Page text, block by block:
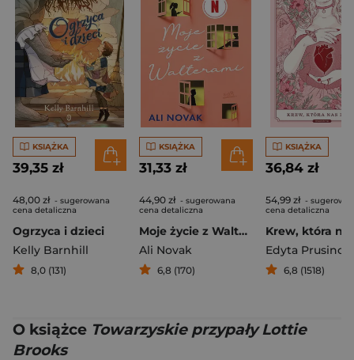
KSIĄŻKA
39,35 zł
48,00 zł - sugerowana
cena detaliczna
Ogrzyca i dzieci
Kelly Barnhill
8,0 (131)
KSIĄŻKA
31,33 zł
44,90 zł - sugerowana
cena detaliczna
Moje życie z Walterami
Ali Novak
6,8 (170)
KSIĄŻKA
36,84 zł
54,99 zł -
cena detaliczna
Edyta
6,8 (1518)
O książce Towarzyskie przypały Lottie
Brooks